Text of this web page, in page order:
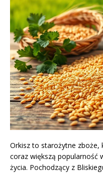
Orkisz to starożytne
coraz większą popularność
życia. Pochodzący z